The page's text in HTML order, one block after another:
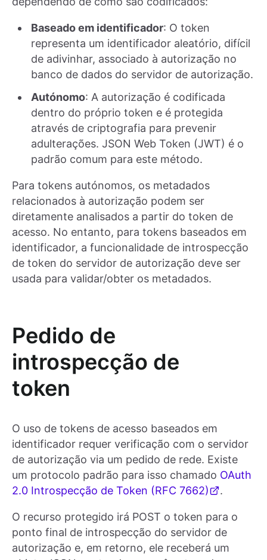
Baseado em identificador: O token
representa um identificador aleatório, difícil
de adivinhar, associado à autorização no
banco de dados do servidor de autorização.
Autónomo: A autorização é codificada
dentro do próprio token e é protegida
através de criptografia para prevenir
adulterações. JSON Web Token (JWT) é o
padrão comum para este método.
Para tokens autónomos, os metadados
relacionados à autorização podem ser
diretamente analisados a partir do token de
acesso. No entanto, para tokens baseados em
identificador, a funcionalidade de introspecção
de token do servidor de autorização deve ser
usada para validar/obter os metadados.
Pedido de
introspecção de
token
O uso de tokens de acesso baseados em
identificador requer verificação com o servidor
de autorização via um pedido de rede. Existe
um protocolo padrão para isso chamado OAuth
2.0 Introspecção de Token (RFC 7662)
.
O recurso protegido irá POST o token para o
ponto final de introspecção do servidor de
autorização e, em retorno, ele receberá um